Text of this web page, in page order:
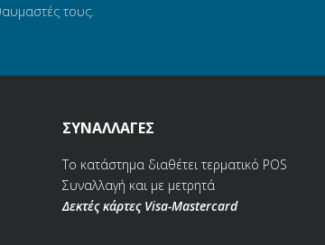
τους.
ΣΥΝΑΛΛΑΓΕΣ
Το κατάστημα διαθέτει τερματικό POS
Συναλλαγή και με μετρητά
Δεκτές κάρτες Visa-Mastercard